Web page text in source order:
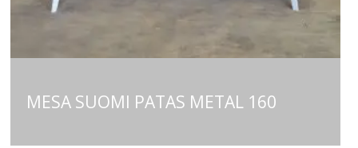
MESA SUOMI PATAS METAL 160